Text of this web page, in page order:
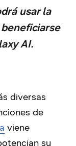
usar la
AI.
diversas
de
viene
su